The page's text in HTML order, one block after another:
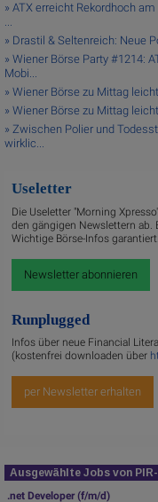
» ATX erreicht Rekordhoch
...
» Drastil & Seltenreich: Neue
» Wiener Börse Party #1214:
Mobi...
» Wiener Börse zu Mittag
» Wiener Börse zu Mittag
» Zwischen Polier und
wirklic...
Useletter
Die Useletter "Morning
den gängigen Newslettern ab.
Wichtige Börse-Infos garantiert.
Newsletter abonnieren
Runplugged
Infos über neue Financial
(kostenfrei downloaden über
per Newsletter erhalten
Ausgewählte Jobs von
.net Developer (f/m/d)